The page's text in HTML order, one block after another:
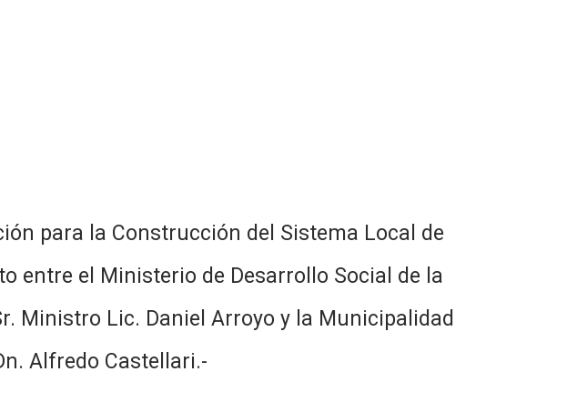
para la Construcción del Sistema Local de
entre el Ministerio de Desarrollo Social de la
Ministro Lic. Daniel Arroyo y la Municipalidad
Alfredo Castellari.-